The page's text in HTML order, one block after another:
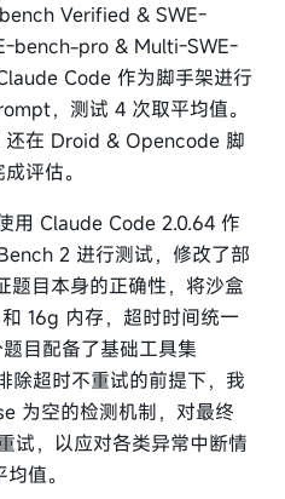
Verified & SWE-
bench-pro & Multi-SWE-
Code 作为脚手架进行
，测试 4 次取平均值。
在 Droid & Opencode 脚
评估。
用 Claude Code 2.0.64 作
2 进行测试，修改了部
目本身的正确性，将沙盒
16g 内存，超时时间统一
目配备了基础工具集
除超时不重试的前提下，我
为空的检测机制，对最终
试，以应对各类异常中断情
值。